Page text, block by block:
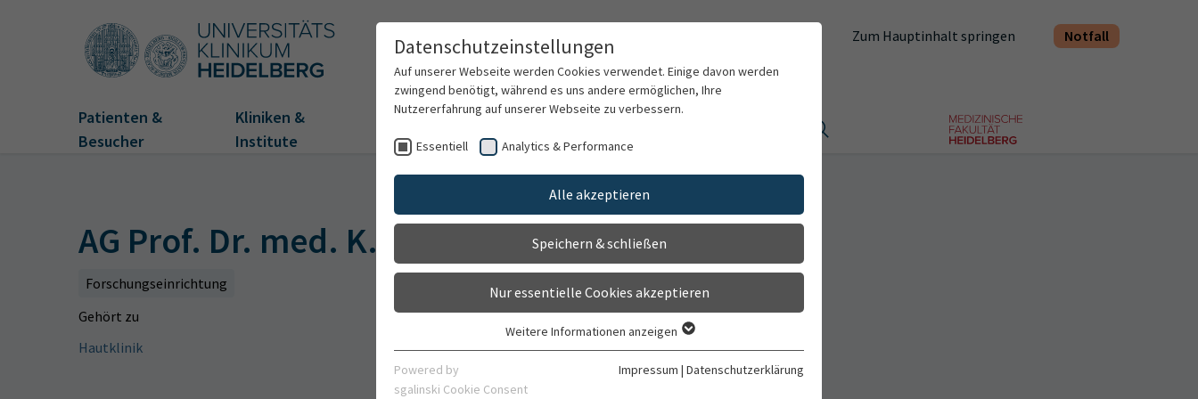
Zum Hauptinhalt springen Notfall
Patienten &
Besucher
Kliniken &
Institute
AG Prof. Dr. med. K. Schäkel
Forschungseinrichtung
Gehört zu
Hautklinik
Datenschutzeinstellungen
Auf unserer Webseite werden Cookies verwendet. Einige davon werden
zwingend benötigt, während es uns andere ermöglichen, Ihre
Nutzererfahrung auf unserer Webseite zu verbessern.
Essentiell Analytics & Performance
Alle akzeptieren
Speichern & schließen
Nur essentielle Cookies akzeptieren
Essentielle Cookies werden für grundlegende Funktionen der Webseite
benötigt. Dadurch ist gewährleistet, dass die Webseite einwandfrei
Weitere Informationen anzeigen
Powered by
sgalinski Cookie Consent
Impressum | Datenschutzerklärung